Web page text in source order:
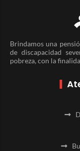
Brindamos una
de discapacidad
pobreza, con la